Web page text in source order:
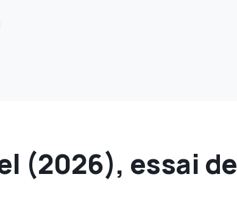
(2026), essai de